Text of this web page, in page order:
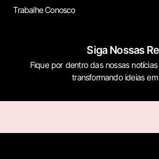
Trabalhe Conosco
Siga Nossas
Fique por dentro das nossas
transformando ideias